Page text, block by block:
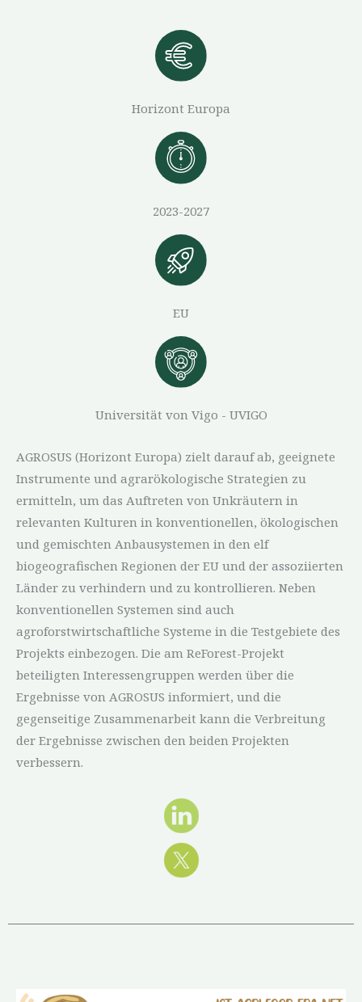
Horizont Europa
2023-2027
EU
Universität von Vigo - UVIGO
AGROSUS (Horizont Europa) zielt darauf ab, geeignete
Instrumente und agrarökologische Strategien zu
ermitteln, um das Auftreten von Unkräutern in
relevanten Kulturen in konventionellen, ökologischen
und gemischten Anbausystemen in den elf
biogeografischen Regionen der EU und der assoziierten
Länder zu verhindern und zu kontrollieren. Neben
konventionellen Systemen sind auch
agroforstwirtschaftliche Systeme in die Testgebiete des
Projekts einbezogen. Die am ReForest-Projekt
beteiligten Interessengruppen werden über die
Ergebnisse von AGROSUS informiert, und die
gegenseitige Zusammenarbeit kann die Verbreitung
der Ergebnisse zwischen den beiden Projekten
verbessern.